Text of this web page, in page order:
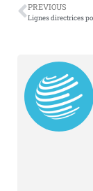
PREVIOUS